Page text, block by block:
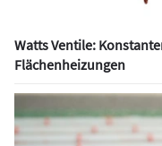
Watts Ventile:
Flächenheizungen